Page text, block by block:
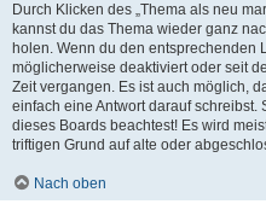
Durch Klicken des „Thema als neu
kannst du das Thema wieder ganz
holen. Wenn du den entsprechenden
möglicherweise deaktiviert oder seit
Zeit vergangen. Es ist auch möglich,
einfach eine Antwort darauf
dieses Boards beachtest! Es wird
triftigen Grund auf alte oder
Nach oben